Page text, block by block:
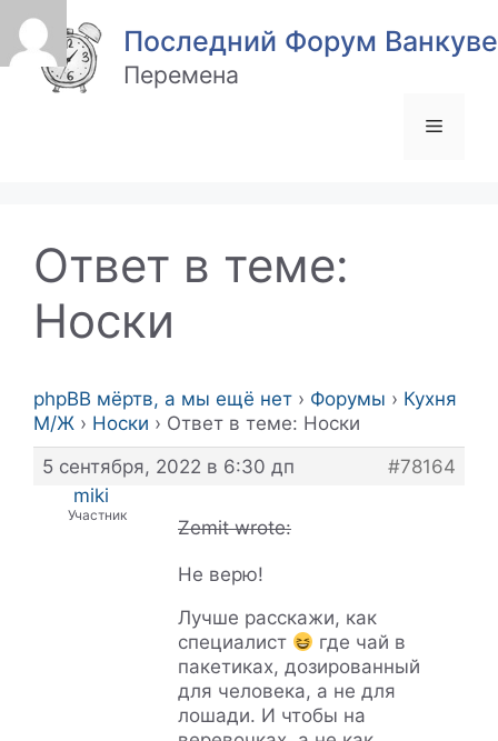
Перейти
содержимому
Последний Форум
Перемена
Меню
Ответ в теме:
Носки
phpBB мёртв, а мы ещё нет › Форумы › Кухня
М/Ж › Носки › Ответ в теме: Носки
5 сентября, 2022 в 6:30 дп
#78164
miki
Участник
Zemit wrote:
Не верю!
Лучше расскажи, как
специалист
где чай в
пакетиках, дозированный
для человека, а не для
лошади. И чтобы на